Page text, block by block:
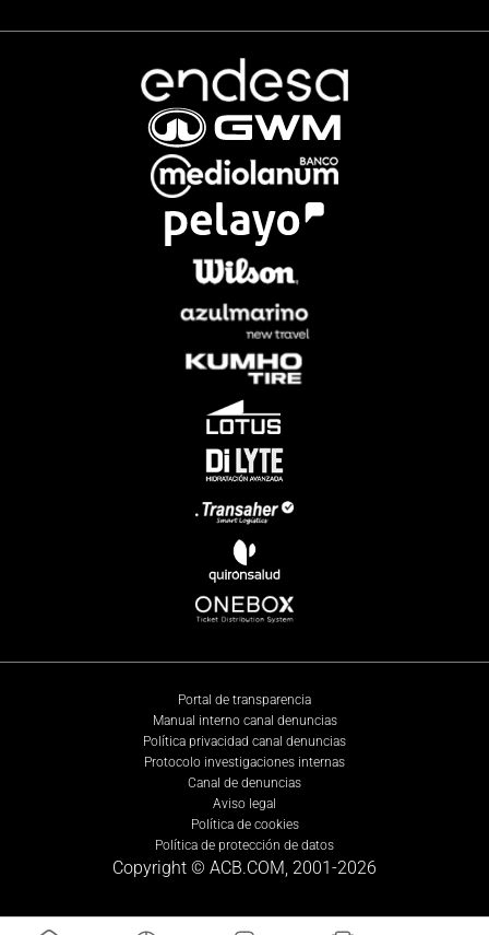
Portal de transparencia
Manual interno canal denuncias
Política privacidad canal denuncias
Protocolo investigaciones internas
Canal de denuncias
Aviso legal
Política de cookies
Política de protección de datos
Copyright © ACB.COM, 2001-2026